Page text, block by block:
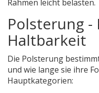
Rahmen leicht belasten.
Polsterung
Haltbarkeit
Die Polsterung
und wie lange sie ihre
Hauptkategorien: